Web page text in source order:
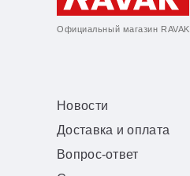
Официальный магазин RAVAK
Новости
Доставка и оплата
Вопрос-ответ